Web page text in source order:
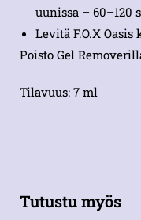
uunissa – 60–120
Levitä F.O.X
Poisto Gel
Tilavuus: 7 ml
Tutustu myös